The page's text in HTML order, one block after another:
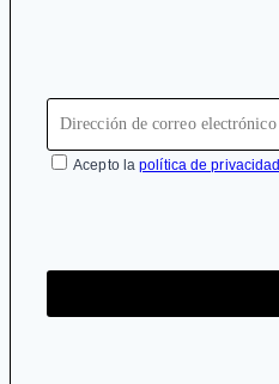
Acepto lapolítica de privacidad